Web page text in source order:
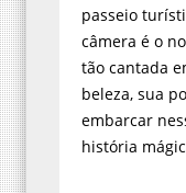
passeio
câmera é o
tão cantada
beleza, sua
embarcar
história